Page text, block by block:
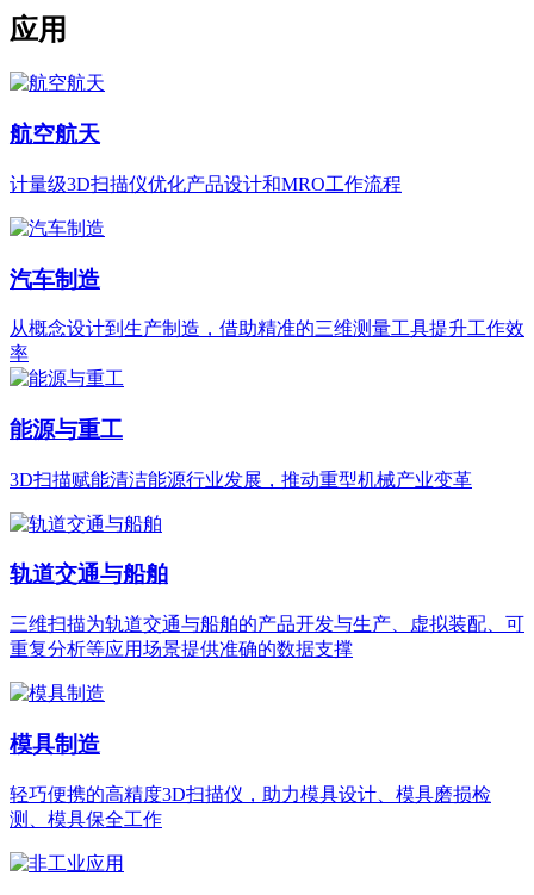
应用
航空航天
计量级3D扫描仪优化产品设计和MRO工作流程
汽车制造
从概念设计到生产制造，借助精准的三维测量工具提升工作效
率
能源与重工
3D扫描赋能清洁能源行业发展，推动重型机械产业变革
轨道交通与船舶
三维扫描为轨道交通与船舶的产品开发与生产、虚拟装配、可
重复分析等应用场景提供准确的数据支撑
模具制造
轻巧便携的高精度3D扫描仪，助力模具设计、模具磨损检
测、模具保全工作